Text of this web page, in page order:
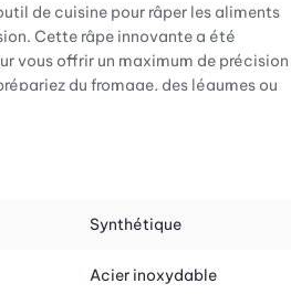
de cuisine pour râper les aliments
Cette râpe innovante a été
vous offrir un maximum de précision
du fromage, des légumes ou
un confort optimal
cette râpe multi-poignées tient
minimise l'effort et fait de la
Synthétique
Acier inoxydable